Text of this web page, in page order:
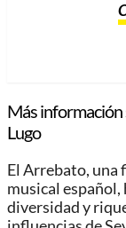
Más información
Lugo
El Arrebato, una
musical
diversidad y